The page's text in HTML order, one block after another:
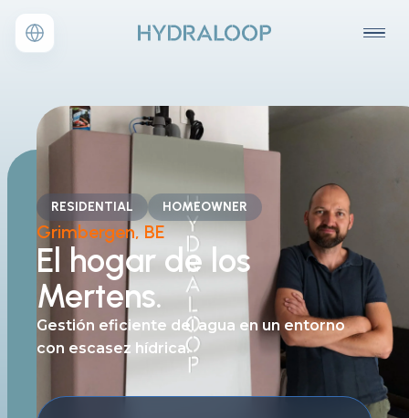
RESIDENTIAL HOMEOWNER
Grimbergen, BE
El hogar de los
Mertens.
Gestión eficiente del agua en un entorno
con escasez hídrica.